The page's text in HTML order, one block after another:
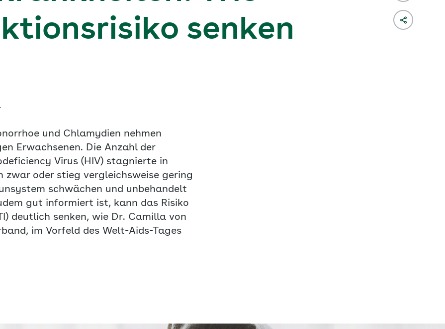
senken
und Chlamydien nehmen
Erwachsenen. Die Anzahl der
Virus (HIV) stagnierte in
zwar oder stieg vergleichsweise gering
schwächen und unbehandelt
gut informiert ist, kann das Risiko
deutlich senken, wie Dr. Camilla von
im Vorfeld des Welt-Aids-Tages